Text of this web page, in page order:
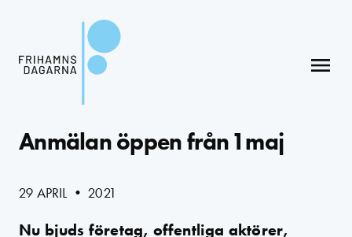
menu
Anmälan öppen från 1 maj
29 APRIL • 2021
Nu bjuds företag, offentliga aktörer,